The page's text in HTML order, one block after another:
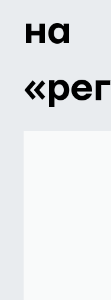
на